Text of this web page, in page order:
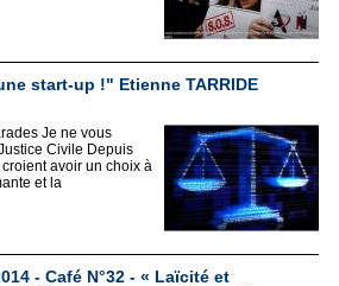
start-up !" Etienne TARRIDE
Je ne vous
Civile Depuis
avoir un choix à
et la
- Café N°32 - « Laïcité et